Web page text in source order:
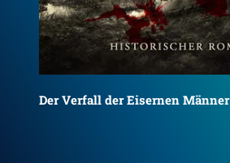
Der Verfall der Eisernen Männer